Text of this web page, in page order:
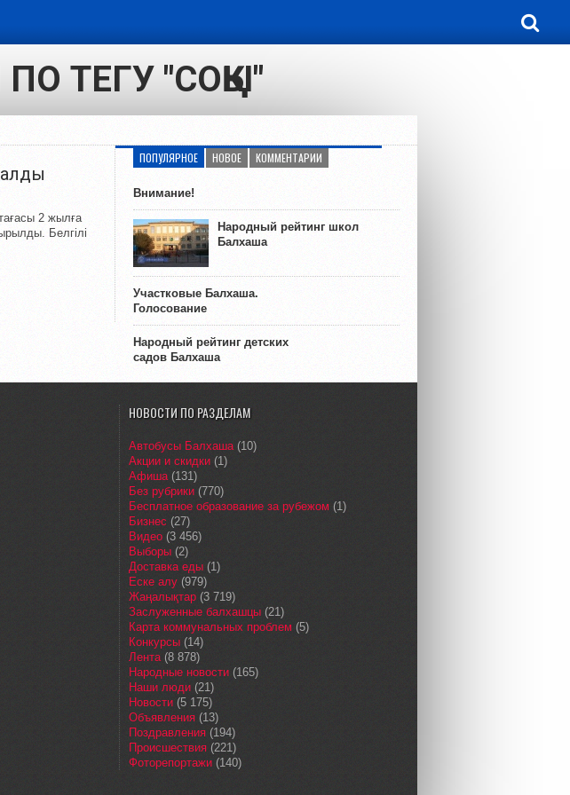
ТЕГУ "СОҚҚЫ"
2 жылға
Белгілі
ПОПУЛЯРНОЕ НОВОЕ КОММЕНТАРИИ
Внимание!
Народный рейтинг школ
Балхаша
Участковые Балхаша.
Голосование
Народный рейтинг детских
садов Балхаша
НОВОСТИ ПО РАЗДЕЛАМ
Автобусы Балхаша(10)
Акции и скидки (1)
Афиша(131)
Без рубрики (770)
Бесплатное образование за рубежом (1)
Бизнес (27)
Видео (3 456)
Выборы (2)
Доставка еды (1)
Еске алу (979)
Жаңалықтар (3 719)
Заслуженные балхашцы (21)
Карта коммунальных проблем (5)
Конкурсы (14)
Лента(8 878)
Народные новости (165)
Наши люди (21)
Новости (5 175)
Объявления (13)
Поздравления (194)
Происшествия (221)
Фоторепортажи (140)